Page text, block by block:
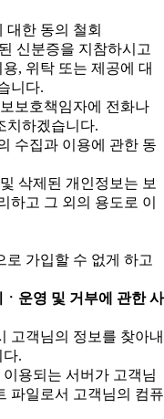
대한 동의 철회
신분증을 지참하시고
, 위탁 또는 제공에 대
니다.
보호책임자에 전화나
치하겠습니다.
수집과 이용에 관한 동
삭제된 개인정보는 보
하고 그 외의 용도로 이
로 가입할 수 없게 하고
운영 및 거부에 관한 사
고객님의 정보를 찾아내
다.
용되는 서버가 고객님
파일로서 고객님의 컴퓨